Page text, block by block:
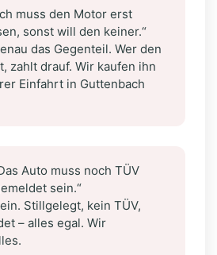
muss den Motor erst
sonst will den keiner.“
das Gegenteil. Wer den
zahlt drauf. Wir kaufen ihn
Einfahrt in Guttenbach
Auto muss noch TÜV
sein.“
Stillgelegt, kein TÜV,
– alles egal. Wir